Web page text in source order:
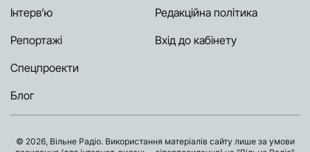
Інтерв’ю
Репортажі
Спецпроекти
Блог
Редакційна політика
Вхід до кабінету
© 2026, Вільне Радіо. Використання матеріалів сайту лише за умови